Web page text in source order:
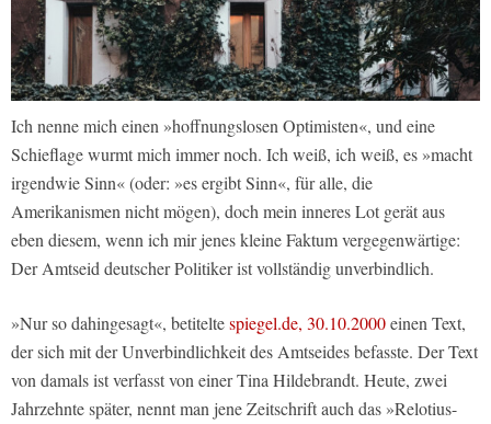
Ich nenne mich einen »hoffnungslosen Optimisten«, und eine
Schieflage wurmt mich immer noch. Ich weiß, ich weiß, es »macht
irgendwie Sinn« (oder: »es ergibt Sinn«, für alle, die
Amerikanismen nicht mögen), doch mein inneres Lot gerät aus
eben diesem, wenn ich mir jenes kleine Faktum vergegenwärtige:
Der Amtseid deutscher Politiker ist vollständig unverbindlich.
»Nur so dahingesagt«, betiteltespiegel.de, 30.10.2000einen Text,
der sich mit der Unverbindlichkeit des Amtseides befasste. Der Text
von damals ist verfasst von einer Tina Hildebrandt. Heute, zwei
Jahrzehnte später, nennt man jene Zeitschrift auch das »Relotius-